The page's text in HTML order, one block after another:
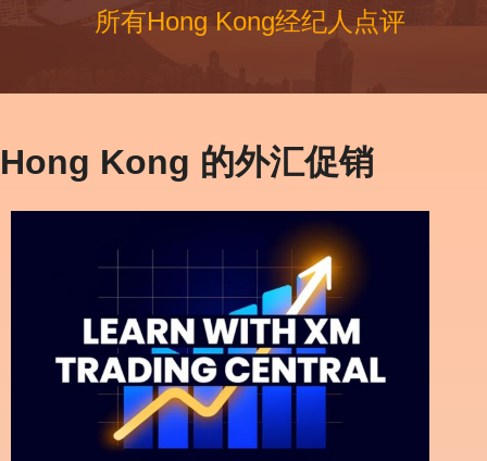
所有Hong Kong经纪人点评
Hong Kong 的外汇促销